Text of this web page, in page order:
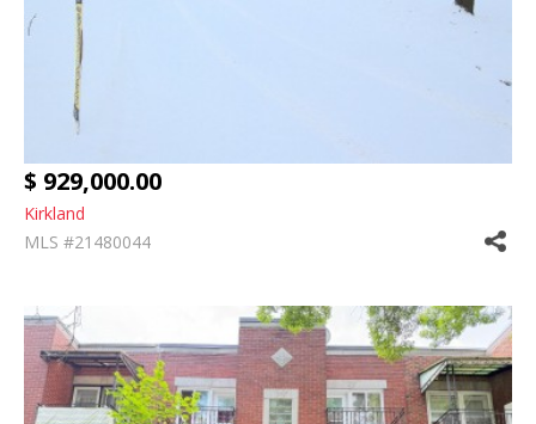
$ 929,000.00
Kirkland
MLS #21480044